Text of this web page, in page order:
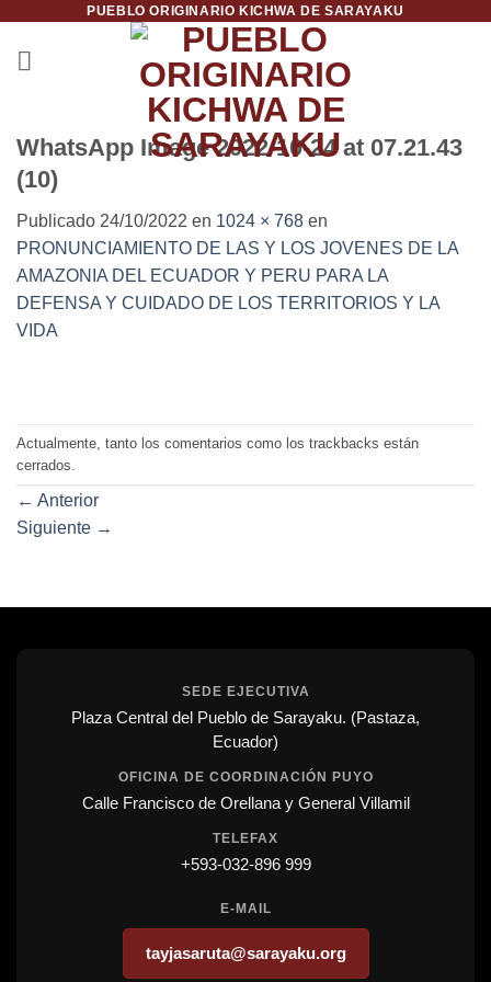
contenido
PUEBLO ORIGINARIO KICHWA DE SARAYAKU
WhatsApp Image 2022-10-24 at 07.21.43
(10)
Publicado 24/10/2022 en 1024 × 768 en
PRONUNCIAMIENTO DE LAS Y LOS JOVENES DE LA
AMAZONIA DEL ECUADOR Y PERU PARA LA
DEFENSA Y CUIDADO DE LOS TERRITORIOS Y LA
VIDA
Actualmente, tanto los comentarios como los trackbacks están
cerrados.
← Anterior
Siguiente →
SEDE EJECUTIVA
Plaza Central del Pueblo de Sarayaku. (Pastaza,
Ecuador)
OFICINA DE COORDINACIÓN PUYO
Calle Francisco de Orellana y General Villamil
TELEFAX
+593-032-896 999
E-MAIL
tayjasaruta@sarayaku.org